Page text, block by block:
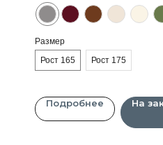
Размер
Рост 165
Рост 175
Подробнее На
СПОСОБЫ